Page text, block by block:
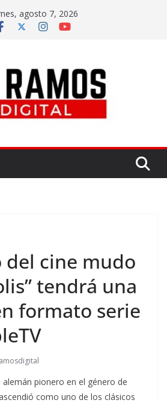
agosto 7, 2026
del cine mudo
tendrá una
formato serie
alemán pionero en el género de
como uno de los clásicos